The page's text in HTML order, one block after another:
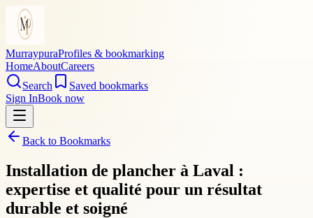
MurraypuraProfiles & bookmarking
HomeAboutCareers
Search
Saved bookmarks
Sign InBook now
Back to Bookmarks
Installation de plancher à Laval :
expertise et qualité pour un résultat
durable et soigné